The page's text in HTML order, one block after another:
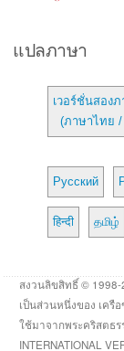
แปลภาษา
เวอร์ชั่นสองภ
(ภาษาไทย /
Русский
हिन्दी தமிழ்
สงวนลิขสิทธิ์ © 1998-
เป็นส่วนหนึ่งของ เครื
ใช้มาจากพระคริสตธ
INTERNATIONAL